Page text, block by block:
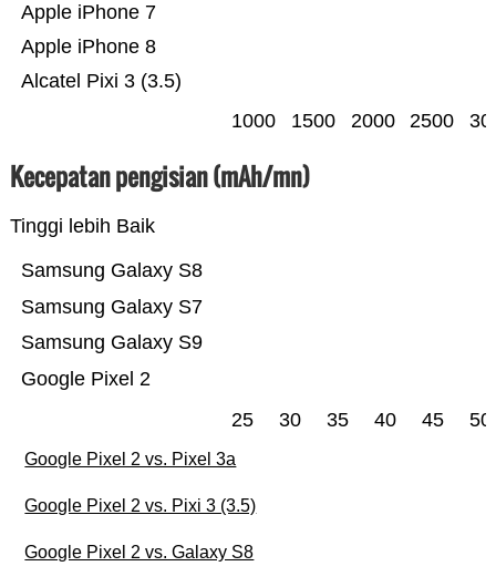
Alcatel Pixi 3 (3.5)
Apple iPhone 8
Apple iPhone 7
1000 1500 2000 2500
Kecepatan pengisian (mAh/mn)
Tinggi lebih Baik
Google Pixel 2
Samsung Galaxy S9
Samsung Galaxy S7
Samsung Galaxy S8
25 30 35 40 45 50
Google Pixel 2 vs. Pixel 3a
Google Pixel 2 vs. Pixi 3 (3.5)
Google Pixel 2 vs. Galaxy S8